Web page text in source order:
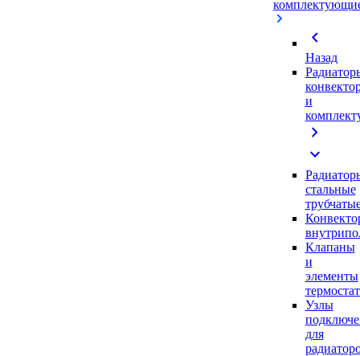
chevron_left
Назад
и
chevron_right
expand_more
стальные
Клапаны
и
элементы
Узлы
для